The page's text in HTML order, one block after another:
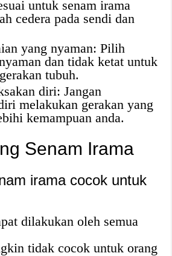
untuk senam irama
cedera pada sendi dan
yang nyaman: Pilih
dan tidak ketat untuk
tubuh.
diri: Jangan
melakukan gerakan yang
kemampuan anda.
Senam Irama
irama cocok untuk
dilakukan oleh semua
tidak cocok untuk orang